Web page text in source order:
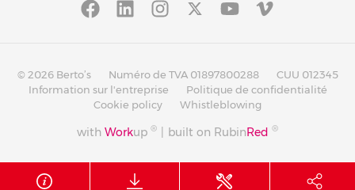
© 2026 Berto’s Numéro de TVA 01897800288
CUU 012345
Information sur l'entreprise
Politique de confidentialité
Cookie policy
Whistleblowing
with Workup ® built on RubinRed ®